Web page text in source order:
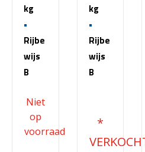
kg
Rijbe
wijs
B
kg
Rijbe
wijs
B